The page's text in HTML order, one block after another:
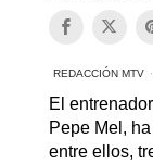
REDACCIÓN MTV
El
Pepe Mel,
entre ellos,